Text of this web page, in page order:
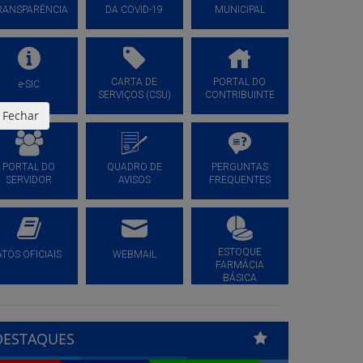
DA COVID-19
MUNICIPAL
e-SIC
CARTA DE
SERVIÇOS (CSU)
PORTAL DO
CONTRIBUINTE
PORTAL DO
SERVIDOR
QUADRO DE
AVISOS
PERGUNTAS
FREQUENTES
OFICIAIS WEBMAIL
ESTOQUE
FARMÁCIA
BÁSICA
Fechar